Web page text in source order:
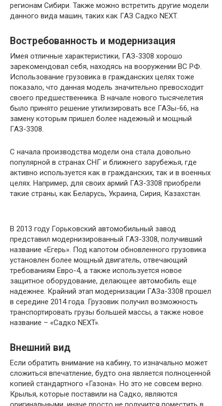
регионам Сибири. Также можно встретить другие модели
данного вида машин, таких как ГАЗ Садко NEXT.
Востребованность и модернизация
Имея отличные характеристики, ГАЗ-3308 хорошо
зарекомендовал себя, находясь на вооружении ВС РФ.
Использование грузовика в гражданских целях тоже
показало, что данная модель значительно превосходит
своего предшественника. В начале нового тысячелетия
было принято решение утилизировать все ГАЗы-66, на
замену которым пришел более надежный и мощный
ГАЗ-3308.
С начала производства модели она стала довольно
популярной в странах СНГ и ближнего зарубежья, где
активно используется как в гражданских, так и в военных
целях. Например, для своих армий ГАЗ-3308 приобрели
такие страны, как Беларусь, Украина, Сирия, Казахстан.
В 2013 году Горьковский автомобильный завод
представил модернизированный ГАЗ-3308, получивший
название «Егерь». Под капотом обновленного грузовика
установлен более мощный двигатель, отвечающий
требованиям Евро-4, а также используется новое
защитное оборудование, делающее автомобиль еще
надежнее. Крайний этап модернизации ГАЗа-3308 прошел
в середине 2014 года. Грузовик получил возможность
транспортировать грузы большей массы, а также новое
название – «Садко NEXT».
Внешний вид
Если обратить внимание на кабину, то изначально может
сложиться впечатление, будто она является полноценной
копией стандартного «Газона». Но это не совсем верно.
Крылья, которые поставили на Садко, являются